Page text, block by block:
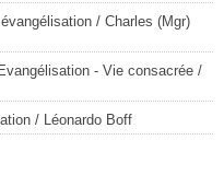
/ Charles (Mgr)
- Vie consacrée/
/ Léonardo Boff